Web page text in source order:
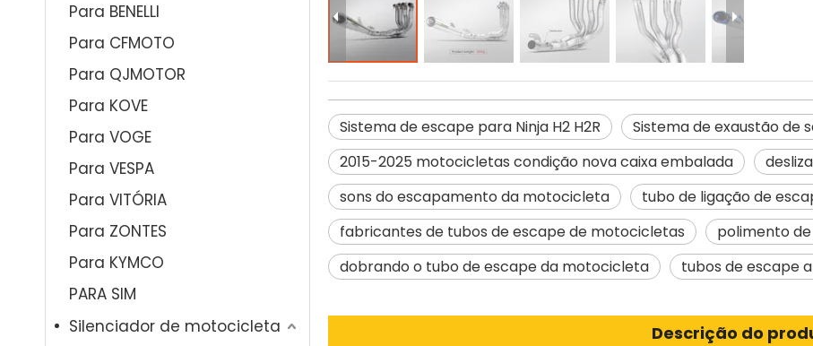
Para BENELLI
Para CFMOTO
Para QJMOTOR
Para KOVE
Para VOGE
Para VESPA
Para VITÓRIA
Para ZONTES
Para KYMCO
PARA SIM
Silenciador de motocicleta
Sistema de escape para Ninja H2 H2R
Sistema de exaustão de
2015-2025 motocicletas condição nova caixa embalada
sons do escapamento da motocicleta
tubo de ligação de
fabricantes de tubos de escape de motocicletas
polimento
dobrando o tubo de escape da motocicleta
tubos de escape
Descrição do